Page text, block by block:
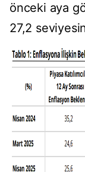
önceki aya
27,2